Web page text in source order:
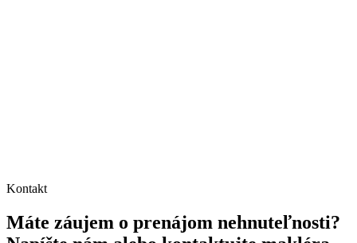
Kontakt
Máte záujem o prenájom nehnuteľnosti?